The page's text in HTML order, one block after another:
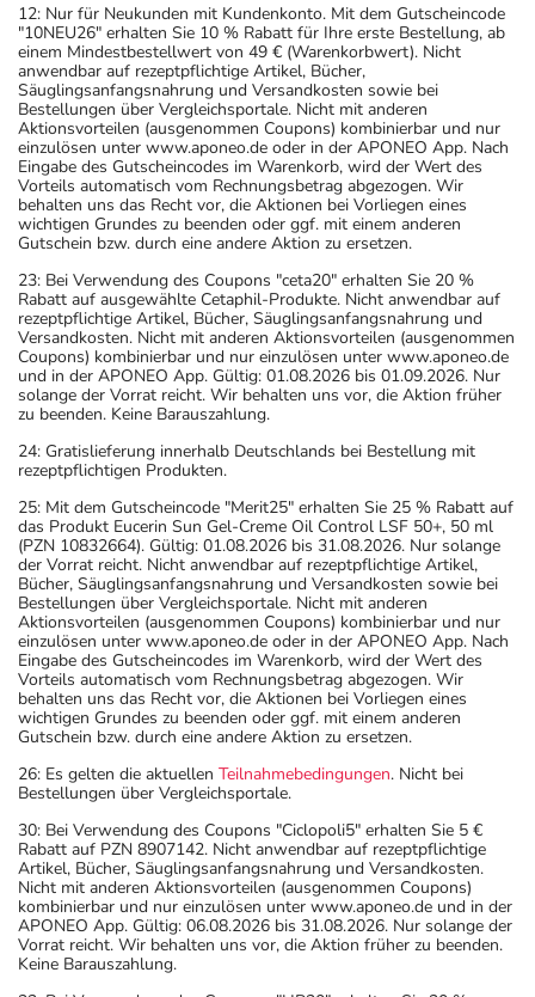
12: Nur für Neukunden mit Kundenkonto. Mit dem Gutscheincode
"10NEU26" erhalten Sie 10 % Rabatt für Ihre erste Bestellung, ab
einem Mindestbestellwert von 49 € (Warenkorbwert). Nicht
anwendbar auf rezeptpflichtige Artikel, Bücher,
Säuglingsanfangsnahrung und Versandkosten sowie bei
Bestellungen über Vergleichsportale. Nicht mit anderen
Aktionsvorteilen (ausgenommen Coupons) kombinierbar und nur
einzulösen unter www.aponeo.de oder in der APONEO App. Nach
Eingabe des Gutscheincodes im Warenkorb, wird der Wert des
Vorteils automatisch vom Rechnungsbetrag abgezogen. Wir
behalten uns das Recht vor, die Aktionen bei Vorliegen eines
wichtigen Grundes zu beenden oder ggf. mit einem anderen
Gutschein bzw. durch eine andere Aktion zu ersetzen.
23: Bei Verwendung des Coupons "ceta20" erhalten Sie 20 %
Rabatt auf ausgewählte Cetaphil-Produkte. Nicht anwendbar auf
rezeptpflichtige Artikel, Bücher, Säuglingsanfangsnahrung und
Versandkosten. Nicht mit anderen Aktionsvorteilen (ausgenommen
Coupons) kombinierbar und nur einzulösen unter www.aponeo.de
und in der APONEO App. Gültig: 01.08.2026 bis 01.09.2026. Nur
solange der Vorrat reicht. Wir behalten uns vor, die Aktion früher
zu beenden. Keine Barauszahlung.
24: Gratislieferung innerhalb Deutschlands bei Bestellung mit
rezeptpflichtigen Produkten.
25: Mit dem Gutscheincode "Merit25" erhalten Sie 25 % Rabatt auf
das Produkt Eucerin Sun Gel-Creme Oil Control LSF 50+, 50 ml
(PZN 10832664). Gültig: 01.08.2026 bis 31.08.2026. Nur solange
der Vorrat reicht. Nicht anwendbar auf rezeptpflichtige Artikel,
Bücher, Säuglingsanfangsnahrung und Versandkosten sowie bei
Bestellungen über Vergleichsportale. Nicht mit anderen
Aktionsvorteilen (ausgenommen Coupons) kombinierbar und nur
einzulösen unter www.aponeo.de oder in der APONEO App. Nach
Eingabe des Gutscheincodes im Warenkorb, wird der Wert des
Vorteils automatisch vom Rechnungsbetrag abgezogen. Wir
behalten uns das Recht vor, die Aktionen bei Vorliegen eines
wichtigen Grundes zu beenden oder ggf. mit einem anderen
Gutschein bzw. durch eine andere Aktion zu ersetzen.
26: Es gelten die aktuellen Teilnahmebedingungen. Nicht bei
Bestellungen über Vergleichsportale.
30: Bei Verwendung des Coupons "Ciclopoli5" erhalten Sie 5 €
Rabatt auf PZN 8907142. Nicht anwendbar auf rezeptpflichtige
Artikel, Bücher, Säuglingsanfangsnahrung und Versandkosten.
Nicht mit anderen Aktionsvorteilen (ausgenommen Coupons)
kombinierbar und nur einzulösen unter www.aponeo.de und in der
APONEO App. Gültig: 06.08.2026 bis 31.08.2026. Nur solange der
Vorrat reicht. Wir behalten uns vor, die Aktion früher zu beenden.
Keine Barauszahlung.